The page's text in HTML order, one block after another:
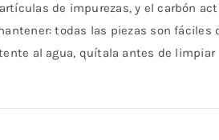
de impurezas, y el carbón
todas las piezas son
al agua, quítala antes de limpiar